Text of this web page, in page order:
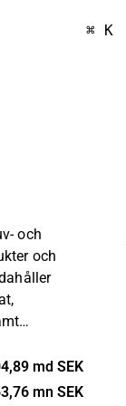
⌘ K
och
och
md SEK
mn SEK